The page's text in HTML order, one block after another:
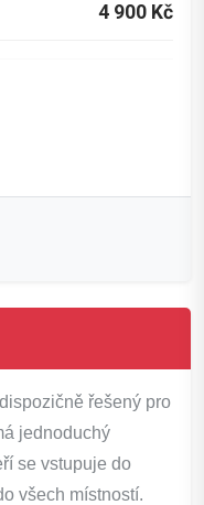
4 900 Kč
řešený pro
jednoduchý
se vstupuje do
všech místností.